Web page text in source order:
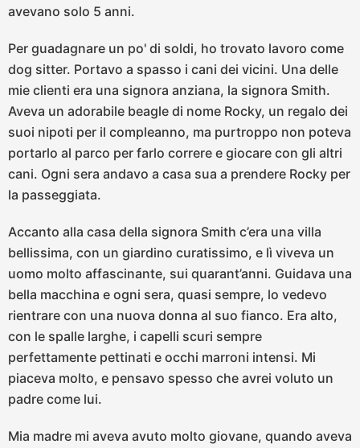
avevano solo 5 anni.
Per guadagnare un po' di soldi, ho trovato lavoro come
dog sitter. Portavo a spasso i cani dei vicini. Una delle
mie clienti era una signora anziana, la signora Smith.
Aveva un adorabile beagle di nome Rocky, un regalo dei
suoi nipoti per il compleanno, ma purtroppo non poteva
portarlo al parco per farlo correre e giocare con gli altri
cani. Ogni sera andavo a casa sua a prendere Rocky per
la passeggiata.
Accanto alla casa della signora Smith c’era una villa
bellissima, con un giardino curatissimo, e lì viveva un
uomo molto affascinante, sui quarant’anni. Guidava una
bella macchina e ogni sera, quasi sempre, lo vedevo
rientrare con una nuova donna al suo fianco. Era alto,
con le spalle larghe, i capelli scuri sempre
perfettamente pettinati e occhi marroni intensi. Mi
piaceva molto, e pensavo spesso che avrei voluto un
padre come lui.
Mia madre mi aveva avuto molto giovane, quando aveva